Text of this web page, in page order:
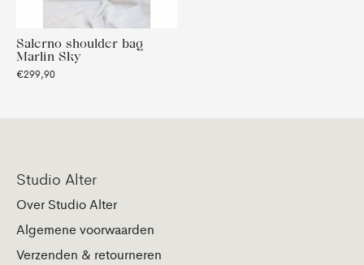
Salerno shoulder bag
Marlin Sky
€299,90
Studio Alter
Over Studio Alter
Algemene voorwaarden
Verzenden & retourneren